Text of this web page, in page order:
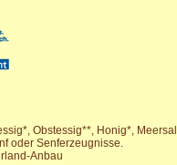
Obstessig**, Honig*,
oder Senferzeugnisse.
Anbau